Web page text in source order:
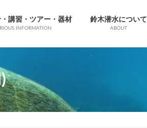
講習・ツアー・器材
INFORMATION
鈴木潜水について
ABOUT